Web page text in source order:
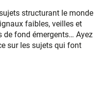
structurant le monde
faibles, veilles et
de fond émergents… Ayez
sur les sujets qui font